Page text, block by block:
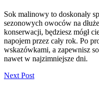
Sok malinowy to doskonały
sezonowych owoców na
konserwacji, będziesz mógł
napojem przez cały rok. Po
wskazówkami, a zapewnisz
nawet w najzimniejsze dni.
Next Post